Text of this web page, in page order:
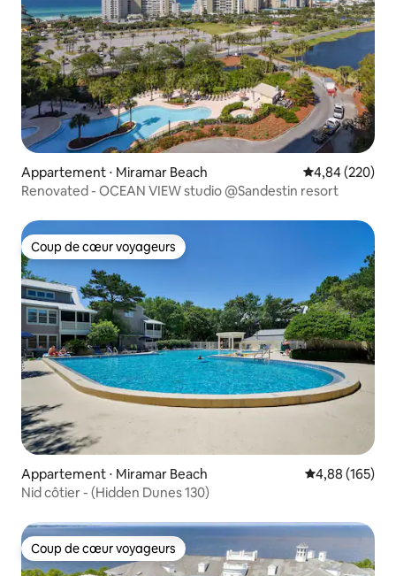
Appartement ⋅ Miramar Beach Évaluation
4,84 (220)
Renovated - OCEAN VIEW studio @Sandestin resort
Coup de cœur voyageurs
Coup de cœur voyageurs
Appartement ⋅ Miramar Beach Évaluation
4,88 (165)
Nid côtier - (Hidden Dunes 130)
Coup de cœur voyageurs
Coup de cœur voyageurs